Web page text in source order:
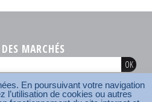
MARCHÉS
légales Contact
En poursuivant votre navigation
l’utilisation de cookies ou autres